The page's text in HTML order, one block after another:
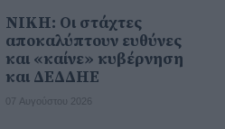
ΝΙΚΗ: Οι στάχτες
αποκαλύπτουν ευθύνες
και «καίνε» κυβέρνηση
και ΔΕΔΔΗΕ
07 Αυγούστου 2026